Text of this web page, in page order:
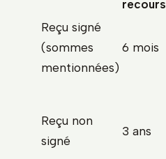
recours
Reçu signé
(sommes
mentionnées)
6 mois
Reçu non
signé
3 ans